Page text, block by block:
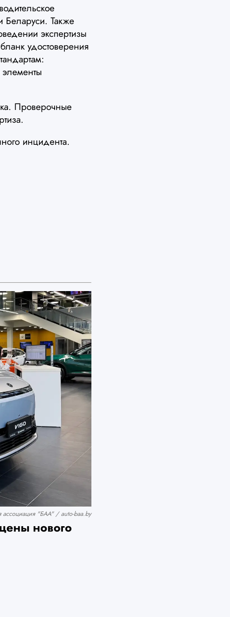
Беларуси. Также
экспертизы
удостоверения
Проверочные
инцидента.
ассоциация "БАА" / auto-baa.by
нового